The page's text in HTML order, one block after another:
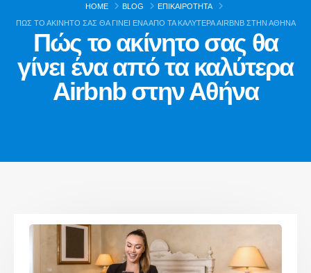
HOME BLOG
ΕΠΙΚΑΙΡΌΤΗΤΑ
ΠΏΣ ΤΟ ΑΚΊΝΗΤΟ ΣΑΣ ΘΑ ΓΊΝΕΙ ΈΝΑ ΑΠΌ ΤΑ ΚΑΛΎΤΕΡΑ AIRBNB ΣΤΗΝ ΑΘΉΝΑ
Πώς το ακίνητο σας θα
γίνει ένα από τα καλύτερα
Airbnb στην Αθήνα